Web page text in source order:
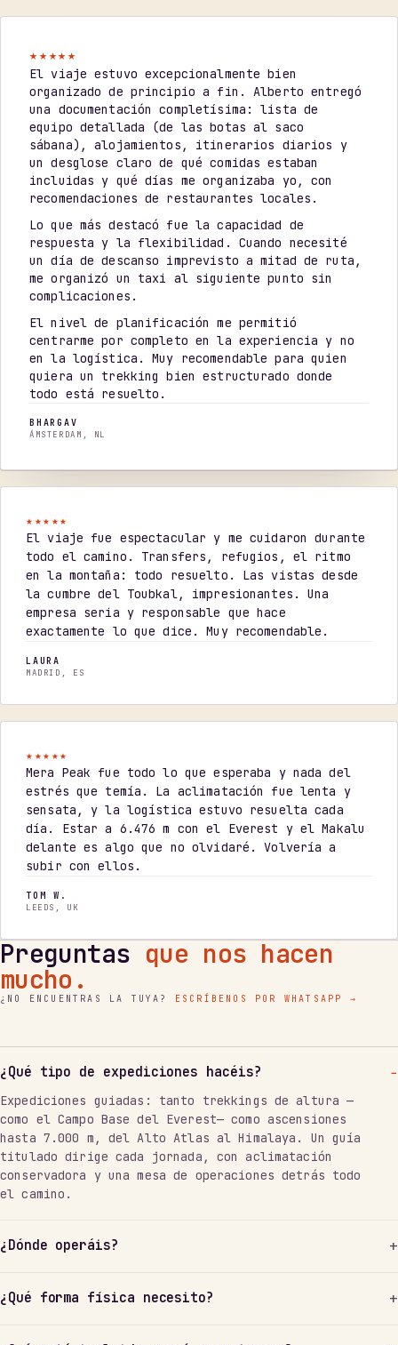
★★★★★
El viaje estuvo excepcionalmente bien
organizado de principio a fin. Alberto entregó
una documentación completísima: lista de
equipo detallada (de las botas al saco
sábana), alojamientos, itinerarios diarios y
un desglose claro de qué comidas estaban
incluidas y qué días me organizaba yo, con
recomendaciones de restaurantes locales.
Lo que más destacó fue la capacidad de
respuesta y la flexibilidad. Cuando necesité
un día de descanso imprevisto a mitad de ruta,
me organizó un taxi al siguiente punto sin
complicaciones.
El nivel de planificación me permitió
centrarme por completo en la experiencia y no
en la logística. Muy recomendable para quien
quiera un trekking bien estructurado donde
todo está resuelto.
BHARGAV
ÁMSTERDAM, NL
★★★★★
El viaje fue espectacular y me cuidaron durante
todo el camino. Transfers, refugios, el ritmo
en la montaña: todo resuelto. Las vistas desde
la cumbre del Toubkal, impresionantes. Una
empresa seria y responsable que hace
exactamente lo que dice. Muy recomendable.
LAURA
MADRID, ES
★★★★★
Mera Peak fue todo lo que esperaba y nada del
estrés que temía. La aclimatación fue lenta y
sensata, y la logística estuvo resuelta cada
día. Estar a 6.476 m con el Everest y el Makalu
delante es algo que no olvidaré. Volvería a
subir con ellos.
TOM W.
LEEDS, UK
Preguntas que nos hacen
mucho.
¿NO ENCUENTRAS LA TUYA? ESCRÍBENOS POR WHATSAPP →
¿Qué tipo de expediciones hacéis?
Expediciones guiadas: tanto trekkings de altura —
como el Campo Base del Everest— como ascensiones
hasta 7.000 m, del Alto Atlas al Himalaya. Un guía
titulado dirige cada jornada, con aclimatación
conservadora y una mesa de operaciones detrás todo
el camino.
¿Dónde operáis?
¿Qué forma física necesito?